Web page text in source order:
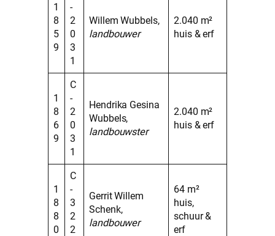
1
8
5
9
-
2
0
3
1
Willem Wubbels,
landbouwer
2.040 m²
huis & erf
1
8
6
9
C
-
2
0
3
1
Hendrika Gesina
Wubbels,
landbouwster
2.040 m²
huis & erf
1
8
8
0
C
-
3
2
2
Gerrit Willem
Schenk,
landbouwer
64 m²
huis,
schuur &
erf